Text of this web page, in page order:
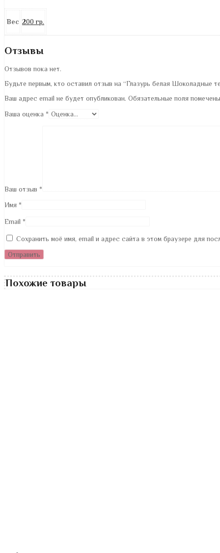
Вес 200 гр.
Отзывы
Отзывов пока нет.
Будьте первым, кто оставил отзыв на “Глазурь белая Шоколадные
Ваш адрес email не будет опубликован. Обязательные поля
Ваша оценка *
Ваш отзыв *
Имя *
Email *
Сохранить моё имя, email и адрес сайта в этом браузере для
Похожие товары